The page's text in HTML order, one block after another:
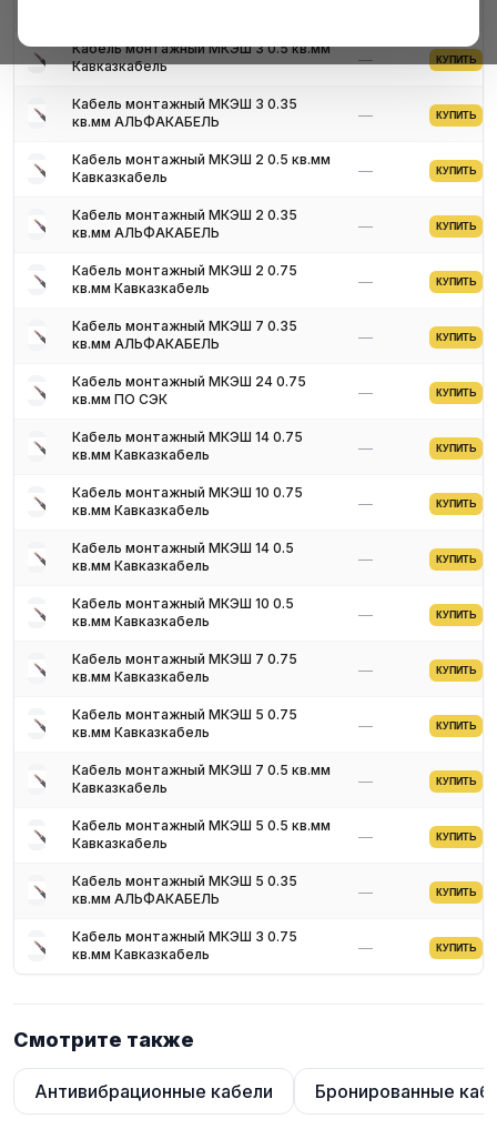
поставки и доставки.
Кабель монтажный МКЭШ 3 0.5 кв.мм
Кавказкабель
— КУПИТЬ
Кабель монтажный МКЭШ 3 0.35
кв.мм АЛЬФАКАБЕЛЬ
— КУПИТЬ
Кабель монтажный МКЭШ 2 0.5 кв.мм
Кавказкабель
— КУПИТЬ
Кабель монтажный МКЭШ 2 0.35
кв.мм АЛЬФАКАБЕЛЬ
— КУПИТЬ
Кабель монтажный МКЭШ 2 0.75
кв.мм Кавказкабель
— КУПИТЬ
Кабель монтажный МКЭШ 7 0.35
кв.мм АЛЬФАКАБЕЛЬ
— КУПИТЬ
Кабель монтажный МКЭШ 24 0.75
кв.мм ПО СЭК
— КУПИТЬ
Кабель монтажный МКЭШ 14 0.75
кв.мм Кавказкабель
— КУПИТЬ
Кабель монтажный МКЭШ 10 0.75
кв.мм Кавказкабель
— КУПИТЬ
Кабель монтажный МКЭШ 14 0.5
кв.мм Кавказкабель
— КУПИТЬ
Кабель монтажный МКЭШ 10 0.5
кв.мм Кавказкабель
— КУПИТЬ
Кабель монтажный МКЭШ 7 0.75
кв.мм Кавказкабель
— КУПИТЬ
Кабель монтажный МКЭШ 5 0.75
кв.мм Кавказкабель
— КУПИТЬ
Кабель монтажный МКЭШ 7 0.5 кв.мм
Кавказкабель
— КУПИТЬ
Кабель монтажный МКЭШ 5 0.5 кв.мм
Кавказкабель
— КУПИТЬ
Кабель монтажный МКЭШ 5 0.35
кв.мм АЛЬФАКАБЕЛЬ
— КУПИТЬ
Кабель монтажный МКЭШ 3 0.75
кв.мм Кавказкабель
— КУПИТЬ
Смотрите также
Антивибрационные кабели Бронированные